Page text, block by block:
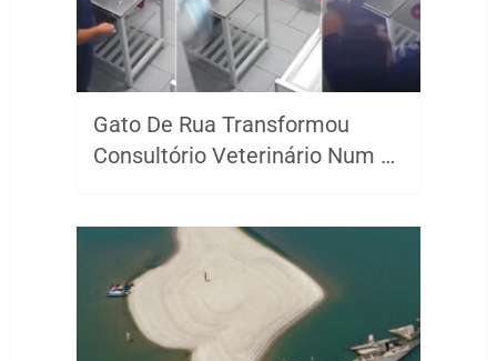
Gato De Rua Transformou
Consultório Veterinário Num …